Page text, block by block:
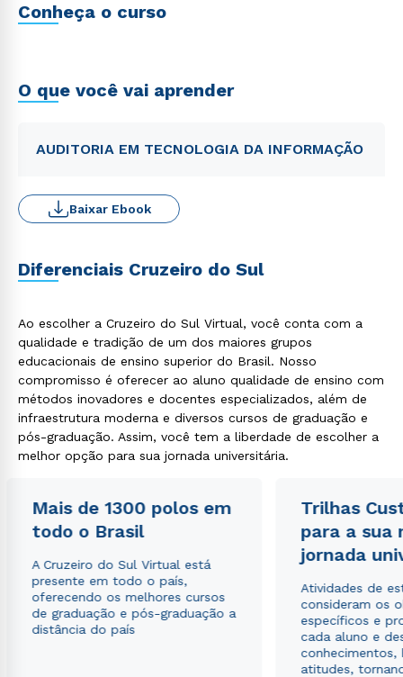
Conheça o curso
O que você vai aprender
AUDITORIA EM TECNOLOGIA DA INFORMAÇÃO
Baixar Ebook
Diferenciais Cruzeiro do Sul
Ao escolher a Cruzeiro do Sul Virtual, você conta com a
qualidade e tradição de um dos maiores grupos
educacionais de ensino superior do Brasil. Nosso
compromisso é oferecer ao aluno qualidade de ensino com
métodos inovadores e docentes especializados, além de
infraestrutura moderna e diversos cursos de graduação e
pós-graduação. Assim, você tem a liberdade de escolher a
melhor opção para sua jornada universitária.
Mais de 1300 polos em
todo o Brasil
A Cruzeiro do Sul Virtual está
presente em todo o país,
oferecendo os melhores cursos
de graduação e pós-graduação a
distância do país
Trilhas
para a sua
jornada
Atividades de
consideram os
específicos e
cada aluno e
conhecimentos,
atitudes,